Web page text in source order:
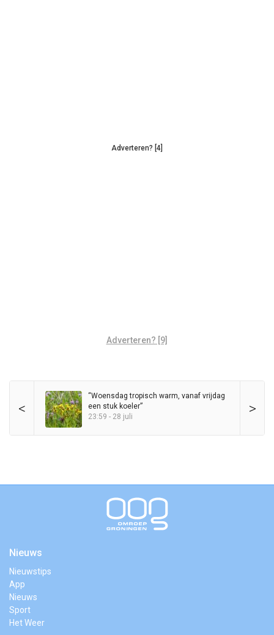
Adverteren? [4]
Adverteren? [9]
< >
“Woensdag tropisch warm, vanaf vrijdag
een stuk koeler”
23:59 - 28 juli
Nieuws
Nieuwstips
App
Nieuws
Sport
Het Weer